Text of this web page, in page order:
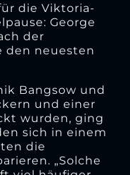
die Viktoria-
George
der
den neuesten
Bangsow und
und einer
wurden, ging
sich in einem
die
„Solche